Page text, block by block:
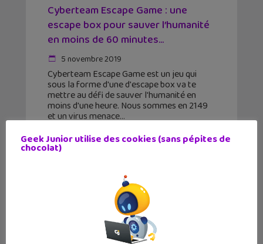
Cyberteam Escape Game : une
escape box pour sauver l’humanité
en moins de 60 minutes...
5 novembre 2019
Cyberteam Escape Game est un jeu qui
sous la forme d'une d'escape box va te
mettre au défi de sauver l'humanité en
moins d'une heure. Nous sommes en 2149
et un virus menace
Geek Junior utilise des cookies (sans pépites de
chocolat)